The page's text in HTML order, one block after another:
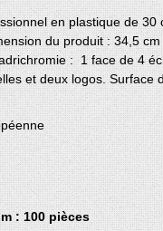
en plastique de
du produit : 34,5
: 1 face de 4
et deux logos. Surface
: 100 pièces